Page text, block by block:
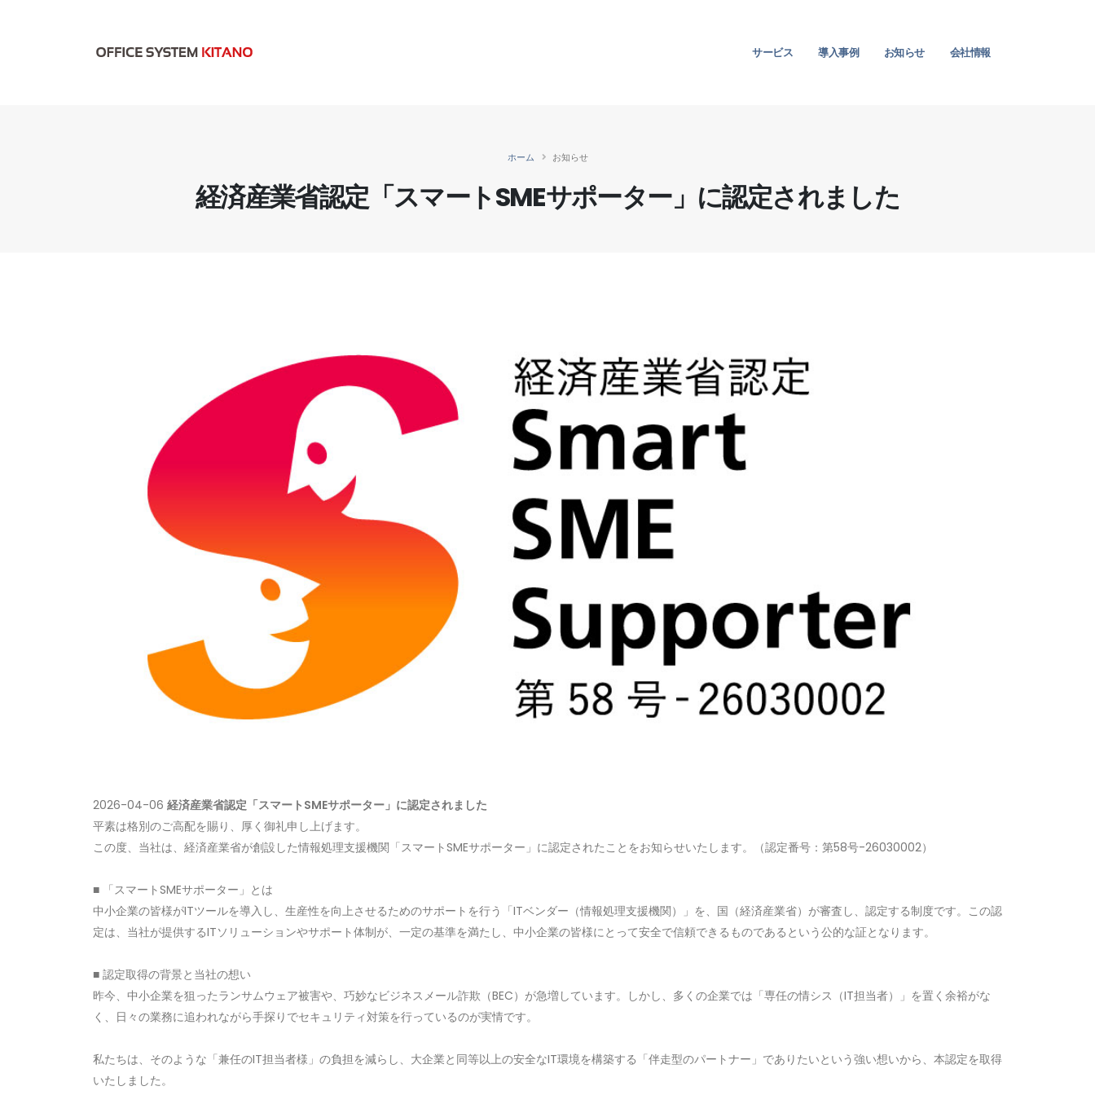
サービス 導入事例 お知らせ 会社情報
経済産業省認定「スマートSMEサポーター」に認定されました
ホーム お知らせ
2026-04-06 経済産業省認定「スマートSMEサポーター」に認定されました
平素は格別のご高配を賜り、厚く御礼申し上げます。
この度、当社は、経済産業省が創設した情報処理支援機関「スマートSMEサポーター」に認定されたことをお知らせいたします。（認定番号：第58号-26030002）
■ 「スマートSMEサポーター」とは
中小企業の皆様がITツールを導入し、生産性を向上させるためのサポートを行う「ITベンダー（情報処理支援機関）」を、国（経済産業省）が審査し、認定する制度です。この認
定は、当社が提供するITソリューションやサポート体制が、一定の基準を満たし、中小企業の皆様にとって安全で信頼できるものであるという公的な証となります。
■ 認定取得の背景と当社の想い
昨今、中小企業を狙ったランサムウェア被害や、巧妙なビジネスメール詐欺（BEC）が急増しています。しかし、多くの企業では「専任の情シス（IT担当者）」を置く余裕がな
く、日々の業務に追われながら手探りでセキュリティ対策を行っているのが実情です。
私たちは、そのような「兼任のIT担当者様」の負担を減らし、大企業と同等以上の安全なIT環境を構築する「伴走型のパートナー」でありたいという強い想いから、本認定を取得
いたしました。